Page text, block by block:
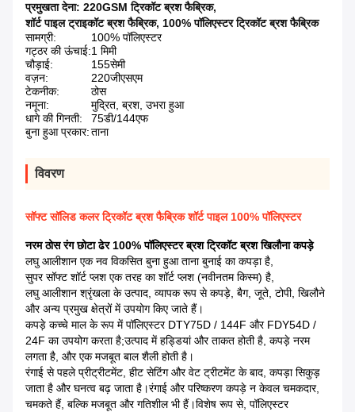
प्रमुखता देना: 220GSM ट्रिकॉट ब्रश फैब्रिक,
शॉर्ट पाइल ट्राइकॉट ब्रश फैब्रिक, 100% पॉलिएस्टर ट्रिकॉट ब्रश फैब्रिक
सामग्री:
100% पॉलिएस्टर
गट्ठर की ऊंचाई:1 मिमी
चौड़ाई:
155सेमी
वज़न:
220जीएसएम
टेकनीक:
ठोस
नमूना:
मुद्रित, ब्रश, उभरा हुआ
धागे की गिनती:
75डी/144एफ
बुना हुआ प्रकार:ताना
विवरण
सॉफ्ट सॉलिड कलर ट्रिकॉट ब्रश फैब्रिक शॉर्ट पाइल 100% पॉलिएस्टर
नरम ठोस रंग छोटा ढेर 100% पॉलिएस्टर ब्रश ट्रिकॉट ब्रश खिलौना कपड़े
लघु आलीशान एक नव विकसित बुना हुआ ताना बुनाई का कपड़ा है,
सुपर सॉफ्ट शॉर्ट प्लश एक तरह का शॉर्ट प्लश (नवीनतम किस्म) है,
लघु आलीशान श्रृंखला के उत्पाद, व्यापक रूप से कपड़े, बैग, जूते, टोपी, खिलौने
और अन्य प्रमुख क्षेत्रों में उपयोग किए जाते हैं।
कपड़े कच्चे माल के रूप में पॉलिएस्टर DTY75D / 144F और FDY54D /
24F का उपयोग करता है;उत्पाद में हड्डियां और ताकत होती है, कपड़े नरम
लगता है, और एक मजबूत बाल शैली होती है।
रंगाई से पहले प्रीट्रीटमेंट, हीट सेटिंग और वेट ट्रीटमेंट के बाद, कपड़ा सिकुड़
जाता है और घनत्व बढ़ जाता है।रंगाई और परिष्करण कपड़े न केवल चमकदार,
चमकते हैं, बल्कि मजबूत और गतिशील भी हैं।विशेष रूप से, पॉलिएस्टर